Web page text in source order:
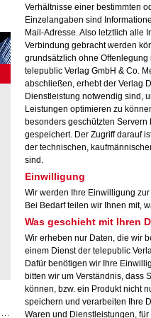
Verhältnisse einer bestimmten
Einzelangaben sind
Mail-Adresse. Also letztlich alle
Verbindung gebracht werden
grundsätzlich ohne
telepublic Verlag GmbH & Co.
abschließen, erhebt der Verlag
Dienstleistung notwendig sind,
Leistungen optimieren zu
besonders geschützten
gespeichert. Der Zugriff darauf
der technischen,
sind.
Einwilligung
Wir werden Ihre Einwilligung
Bei Bedarf teilen wir Ihnen mit,
Was geschieht mit Ihren
Wir erheben nur Daten, die wir
einem Dienst der telepublic
Dafür benötigen wir Ihre
bitten wir um Verständnis, dass
können, bzw. ein Produkt nicht
speichern und verarbeiten Ihre
Waren und Dienstleistungen,